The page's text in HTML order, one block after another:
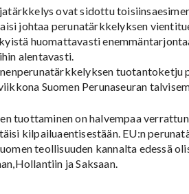
ovat sidottu
johtaa perunatärkkelyksen
huomattavasti
alentavasti.
tuotantoketju
Suomen Perunaseuran
tuottaminen on halvempaa
kilpailuaentisestään. EU:n
teollisuuden kannalta edessä
ja Saksaan.